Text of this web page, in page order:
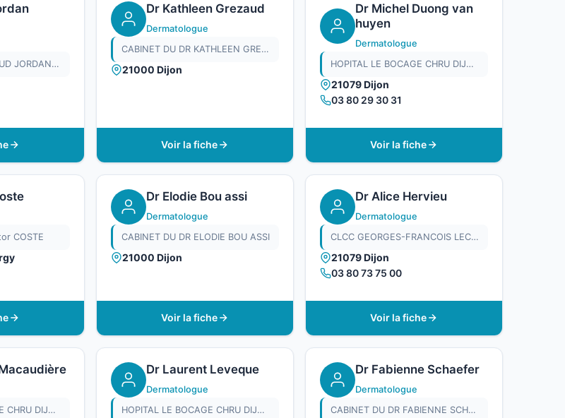
CABINET DU DR MAUD JORDAN ROUDAUT
Dr Kathleen Grezaud
Dermatologue
CABINET DU DR KATHLEEN GREZAUD
21000 Dijon
Voir la fiche
Dr Michel Duong van
huyen
Dermatologue
HOPITAL LE BOCAGE CHRU DIJON
21079 Dijon
03 80 29 30 31
Voir la fiche
COSTE
Dr Elodie Bou assi
Dermatologue
CABINET DU DR ELODIE BOU ASSI
21000 Dijon
Voir la fiche
Dr Alice Hervieu
Dermatologue
CLCC GEORGES-FRANCOIS LECLERC
21079 Dijon
03 80 73 75 00
Voir la fiche
HOPITAL LE BOCAGE CHRU DIJON
Dr Laurent Leveque
Dermatologue
HOPITAL LE BOCAGE CHRU DIJON
Dr Fabienne Schaefer
Dermatologue
CABINET DU DR FABIENNE SCHAEFER